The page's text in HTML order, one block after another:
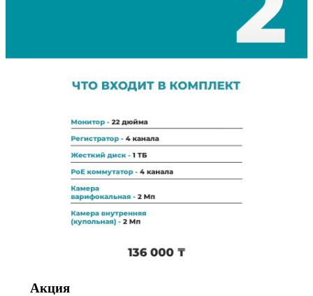
Акция